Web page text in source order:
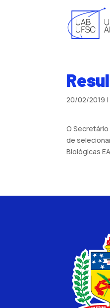
20/02/2019 |
O
de
Biológicas